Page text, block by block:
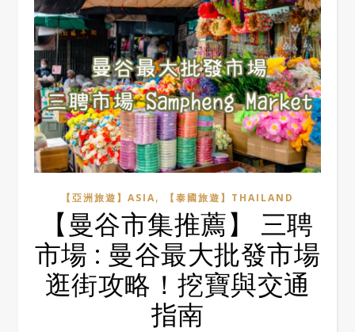
【亞洲旅遊】ASIA, 【泰國旅遊】THAILAND
【曼谷市集推薦】 三聘
市場 : 曼谷最大批發市場
逛街攻略！挖寶與交通
指南